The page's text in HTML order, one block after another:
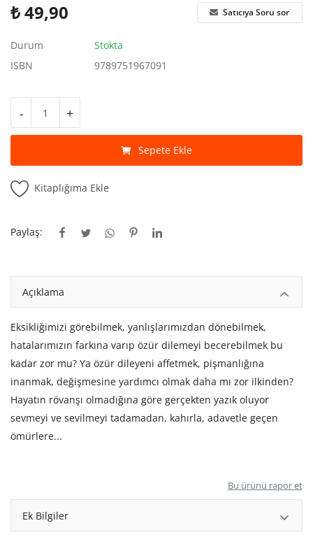
Destek Merkezi
Mağazalar
İletişim
₺49,90 Satıcıya Soru sor
Durum
Stokta
ISBN
9789751967091
- +
Sepete Ekle
Kitaplığıma Ekle
Paylaş:
Açıklama
Eksikliğimizi görebilmek, yanlışlarımızdan dönebilmek,
hatalarımızın farkına varıp özür dilemeyi becerebilmek bu
kadar zor mu? Ya özür dileyeni affetmek, pişmanlığına
inanmak, değişmesine yardımcı olmak daha mı zor ilkinden?
Hayatın rövanşı olmadığına göre gerçekten yazık oluyor
sevmeyi ve sevilmeyi tadamadan, kahırla, adavetle geçen
ömürlere...
Bu ürünü rapor et
Ek Bilgiler